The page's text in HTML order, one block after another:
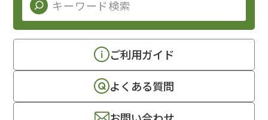
ご利用ガイド
よくある質問